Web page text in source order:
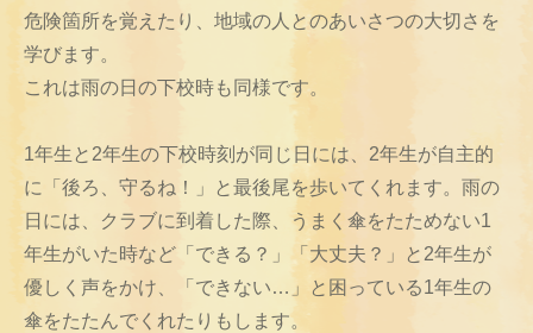
危険箇所を覚えたり、地域の人とのあいさつの大切さを
学びます。
これは雨の日の下校時も同様です。
1年生と2年生の下校時刻が同じ日には、2年生が自主的
に「後ろ、守るね！」と最後尾を歩いてくれます。雨の
日には、クラブに到着した際、うまく傘をたためない1
年生がいた時など「できる？」「大丈夫？」と2年生が
優しく声をかけ、「できない…」と困っている1年生の
傘をたたんでくれたりもします。